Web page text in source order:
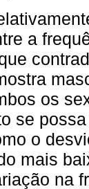
a
os
se
o
mais
na